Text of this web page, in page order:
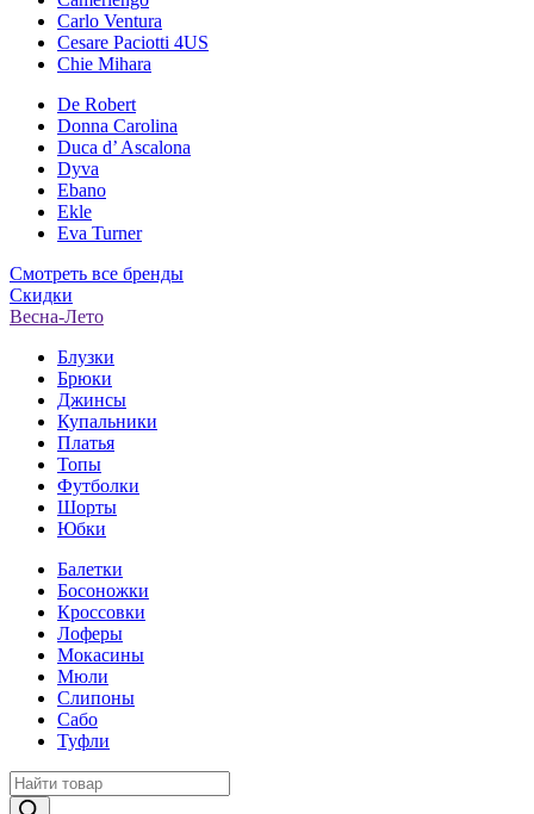
Carlo Ventura
Cesare Paciotti 4US
Chie Mihara
De Robert
Donna Carolina
Duca d’ Ascalona
Dyva
Ebano
Ekle
Eva Turner
Смотреть все бренды
Скидки
Весна-Лето
Блузки
Брюки
Джинсы
Купальники
Платья
Топы
Футболки
Шорты
Юбки
Балетки
Босоножки
Кроссовки
Лоферы
Мокасины
Мюли
Слипоны
Сабо
Туфли
Поиск
товаров